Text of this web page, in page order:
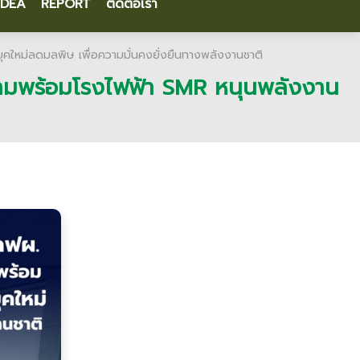
คใหม่ลดมลพิษ เพื่อความมั่นคงยั่งยืนทางพลังงานชาติ
พร้อมโรงไฟฟ้า SMR หนุนพลังงาน